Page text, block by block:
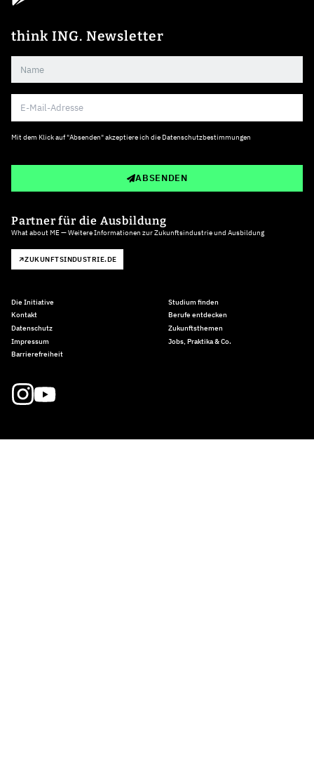
think ING. Newsletter
Mit dem Klick auf "Absenden" akzeptiere ich die Datenschutzbestimmungen
ABSENDEN
Partner für die Ausbildung
What about ME — Weitere Informationen zur Zukunftsindustrie und Ausbildung
ZUKUNFTSINDUSTRIE.DE
Die Initiative
Kontakt
Datenschutz
Impressum
Barrierefreiheit
Studium finden
Berufe entdecken
Zukunftsthemen
Jobs, Praktika & Co.